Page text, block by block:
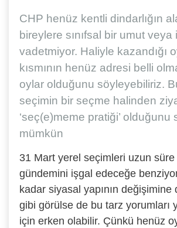
CHP henüz kentli dindarlığın
bireylere sınıfsal bir umut veya
vadetmiyor. Haliyle kazandığı
kısmının henüz adresi belli
oylar olduğunu söyleyebiliriz.
seçimin bir seçme halinden
‘seç(e)meme pratiği’ olduğunu
mümkün
31 Mart yerel seçimleri uzun
gündemini işgal edeceğe
kadar siyasal yapının değişimine
gibi görülse de bu tarz yorumları
için erken olabilir. Çünkü henüz